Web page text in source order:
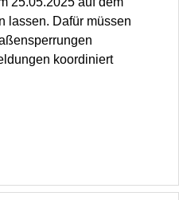
lassen. Dafür müssen
koordiniert